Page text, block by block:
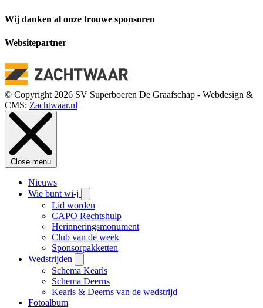
Wij danken al onze trouwe sponsoren
Websitepartner
© Copyright 2026 SV Superboeren De Graafschap - Webdesign &
CMS: Zachtwaar.nl
Close menu
Nieuws
Wie bunt wi-j
Lid worden
CAPO Rechtshulp
Herinneringsmonument
Club van de week
Sponsorpakketten
Wedstrijden
Schema Kearls
Schema Deerns
Kearls & Deerns van de wedstrijd
Fotoalbum